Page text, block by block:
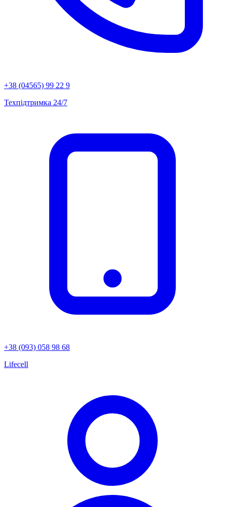
+38 (04565) 99 22 9
Техпідтримка 24/7
+38 (093) 058 98 68
Lifecell